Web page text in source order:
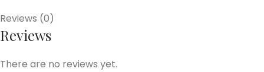
Reviews (0)
Reviews
There are no reviews yet.